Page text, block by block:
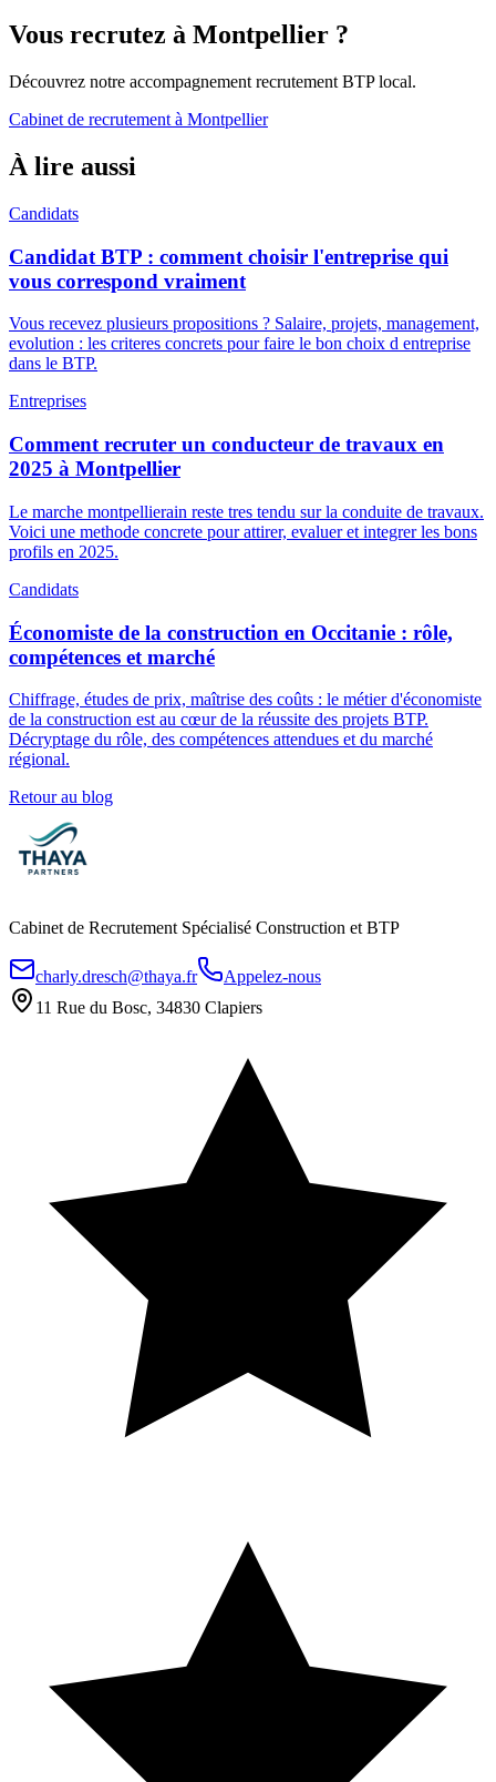
Vous recrutez à Montpellier ?
Découvrez notre accompagnement recrutement BTP local.
Cabinet de recrutement à Montpellier
À lire aussi
Candidats
Candidat BTP : comment choisir l'entreprise qui
vous correspond vraiment
Vous recevez plusieurs propositions ? Salaire, projets, management,
evolution : les criteres concrets pour faire le bon choix d entreprise
dans le BTP.
Entreprises
Comment recruter un conducteur de travaux en
2025 à Montpellier
Le marche montpellierain reste tres tendu sur la conduite de travaux.
Voici une methode concrete pour attirer, evaluer et integrer les bons
profils en 2025.
Candidats
Économiste de la construction en Occitanie : rôle,
compétences et marché
Chiffrage, études de prix, maîtrise des coûts : le métier d'économiste
de la construction est au cœur de la réussite des projets BTP.
Décryptage du rôle, des compétences attendues et du marché
régional.
Retour au blog
Cabinet de Recrutement Spécialisé Construction et BTP
charly.dresch@thaya.fr
Appelez-nous
11 Rue du Bosc, 34830 Clapiers